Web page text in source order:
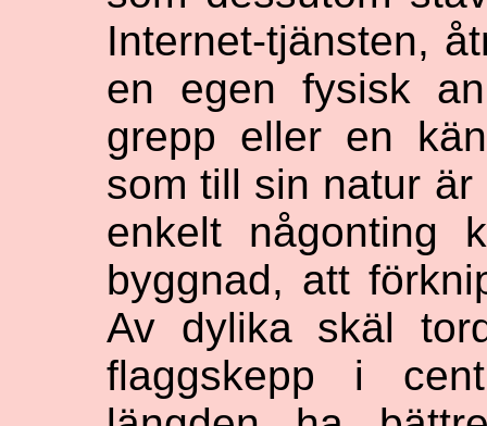
Internet-tjänsten,
en egen fysisk
grepp eller en
som till sin natur
enkelt någonting
byggnad, att
Av dylika skäl
flaggskepp i